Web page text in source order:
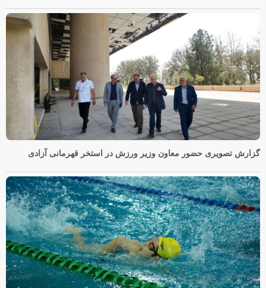
گزارش تصویری حضور معاون وزیر ورزش در استخر قهرمانی آزادی